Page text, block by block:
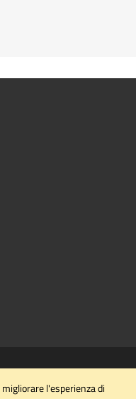
l'esperienza di